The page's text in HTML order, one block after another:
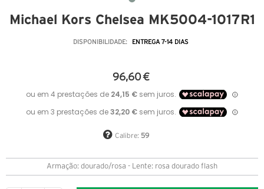
Michael Kors Chelsea MK5004-1017R1
DISPONIBILIDADE: ENTREGA 7-14 DIAS
96,60 €
Calibre: 59
Armação: dourado/rosa - Lente: rosa dourado flash